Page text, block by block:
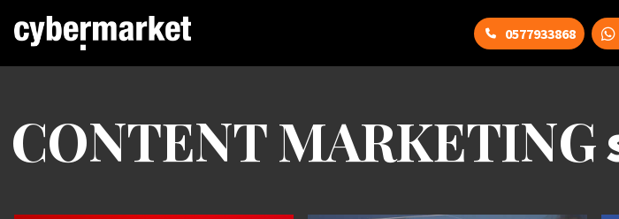
0577933868
CONTENT MARKETING